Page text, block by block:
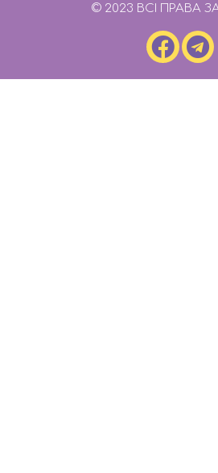
© 2023 ВСІ ПРАВА